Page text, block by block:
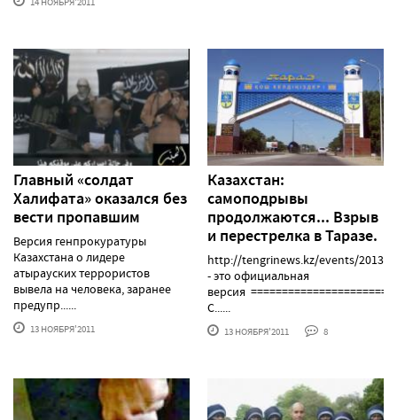
Главный «солдат
Халифата» оказался без
вести пропавшим
Версия генпрокуратуры
Казахстана о лидере
атырауских террористов
вывела на человека, заранее
предупр......
13 НОЯБРЯ'2011
Казахстан:
самоподрывы
продолжаются... Взрыв
и перестрелка в Таразе.
http://tengrinews.kz/events/201374
- это официальная
версия
С......
13 НОЯБРЯ'2011 8